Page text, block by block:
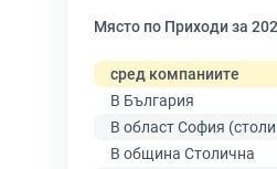
Място по Приходи за
сред компаниите
В България
В област София
В община Столична